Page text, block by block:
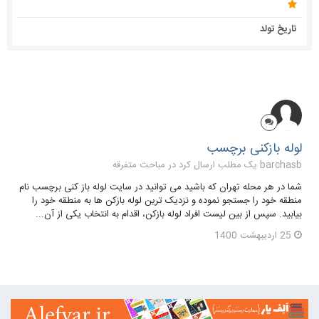
تاریخ تولد
لوله بازکنی برچسب
barchasb یک مطلب ارسال کرد در
مباحث متفرقه
شما در هر محله تهران که باشید می توانید در سایت لوله باز کنی برچسب نام
منطقه خود را جستجو نموده و نزدیک ترین لوله بازکن ها به منطقه خود را
بیابید. سپس از بین لیست افراد لوله بازکن، اقدام به انتخاب یکی از آن...
25 اردیبهشت 1400